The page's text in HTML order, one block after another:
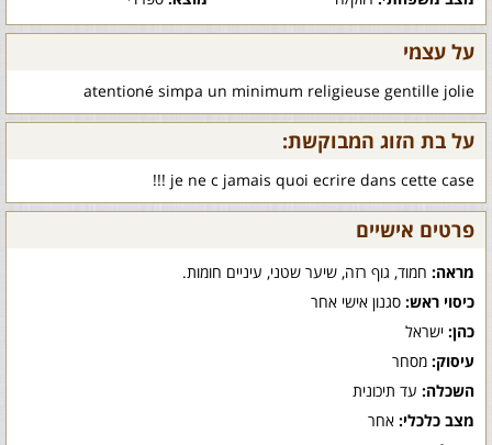
על עצמי
atentioné simpa un minimum religieuse gentille jolie
על בת הזוג המבוקשת:
je ne c jamais quoi ecrire dans cette case !!!
פרטים אישיים
מראה: חמוד, גוף רזה, שיער שטני, עיניים חומות.
כיסוי ראש: סגנון אישי אחר
כהן: ישראל
עיסוק: מסחר
השכלה: עד תיכונית
מצב כלכלי: אחר